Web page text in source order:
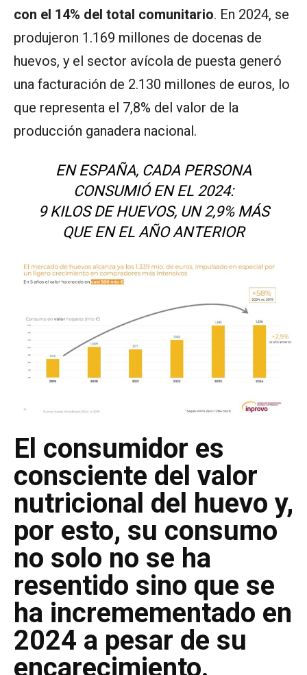
con el 14% del total comunitario. En 2024, se
produjeron 1.169 millones de docenas de
huevos, y el sector avícola de puesta generó
una facturación de 2.130 millones de euros, lo
que representa el 7,8% del valor de la
producción ganadera nacional.
EN ESPAÑA, CADA PERSONA
CONSUMIÓ EN EL 2024:
9 KILOS DE HUEVOS, UN 2,9% MÁS
QUE EN EL AÑO ANTERIOR
El consumidor es
consciente del valor
nutricional del huevo y,
por esto, su consumo
no solo no se ha
resentido sino que se
ha incremementado en
2024 a pesar de su
encarecimiento.